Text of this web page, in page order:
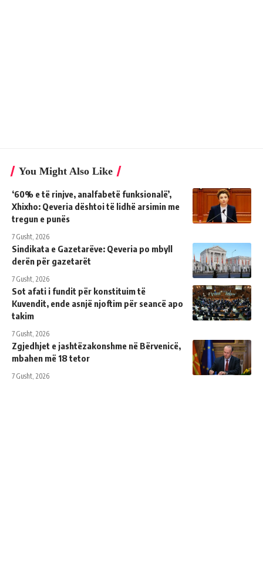
You Might Also Like
‘60% e të rinjve, analfabetë funksionalë’,
Xhixho: Qeveria dështoi të lidhë arsimin me
tregun e punës
7 Gusht, 2026
Sindikata e Gazetarëve: Qeveria po mbyll
derën për gazetarët
7 Gusht, 2026
Sot afati i fundit për konstituim të
Kuvendit, ende asnjë njoftim për seancë apo
takim
7 Gusht, 2026
Zgjedhjet e jashtëzakonshme në Bërvenicë,
mbahen më 18 tetor
7 Gusht, 2026